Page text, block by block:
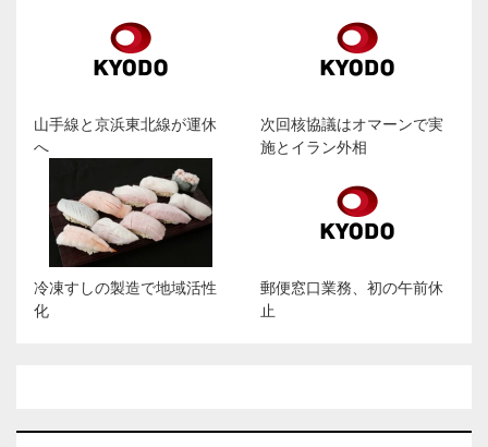
山手線と京浜東北線が運休
へ
次回核協議はオマーンで実
施とイラン外相
冷凍すしの製造で地域活性
化
郵便窓口業務、初の午前休
止